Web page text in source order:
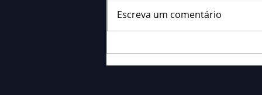
Falecimento: Sra. Alice
Barauce Schon
Escreva um comentário